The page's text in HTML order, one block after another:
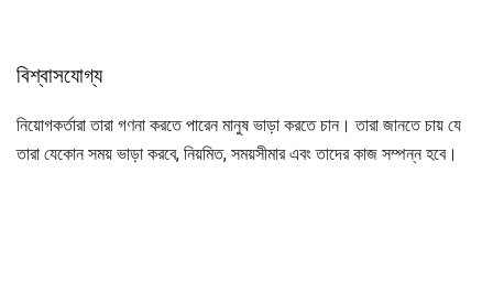
বিশ্বাসযোগ্য
নিয়োগকর্তারা তারা গণনা করতে পারেন মানুষ ভাড়া করতে চান। তারা জানতে চায় যে
তারা যেকোন সময় ভাড়া করবে, নিয়মিত, সময়সীমার এবং তাদের কাজ সম্পন্ন হবে।